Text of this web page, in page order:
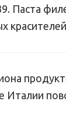
Паста
Италии